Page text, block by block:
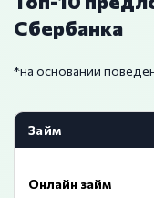
Сбербанка
*на основании
Займ
Онлайн займ